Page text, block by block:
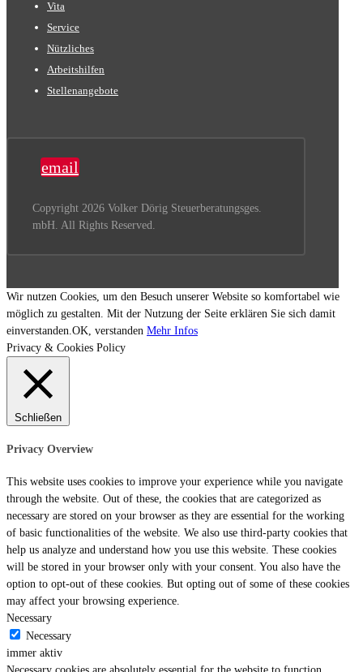
Vita
Service
Nützliches
Arbeitshilfen
Stellenangebote
email
Copyright 2026 Volker Dörig Steuerberatungsges.
mbH. All Rights Reserved.
Wir nutzen Cookies, um den Besuch unserer Website so komfortabel wie
möglich zu gestalten. Mit der Nutzung der Seite erklären Sie sich damit
einverstanden. OK, verstanden Mehr Infos
Privacy & Cookies Policy
Schließen
Privacy Overview
This website uses cookies to improve your experience while you navigate
through the website. Out of these, the cookies that are categorized as
necessary are stored on your browser as they are essential for the working
of basic functionalities of the website. We also use third-party cookies that
help us analyze and understand how you use this website. These cookies
will be stored in your browser only with your consent. You also have the
option to opt-out of these cookies. But opting out of some of these cookies
may affect your browsing experience.
Necessary
Necessary
immer aktiv